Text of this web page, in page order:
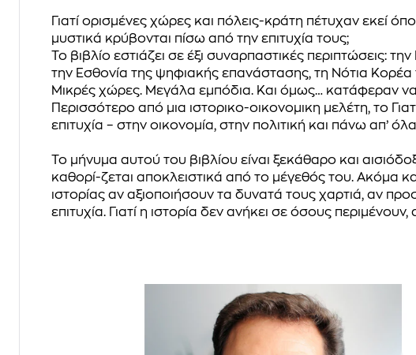
Γιατί ορισμένες χώρες και πόλεις-κράτη πέτυχαν εκεί
μυστικά κρύβονται πίσω από την επιτυχία τους;
Το βιβλίο εστιάζει σε έξι συναρπαστικές περιπτώσεις:
την Εσθονία της ψηφιακής επανάστασης, τη Νότια Κορέα
Μικρές χώρες. Μεγάλα εμπόδια. Και όμως… κατάφεραν
Περισσότερο από μια ιστορικο-οικονομικη μελέτη, το
επιτυχία – στην οικονομία, στην πολιτική και πάνω απ’
Το μήνυμα αυτού του βιβλίου είναι ξεκάθαρο και
καθορί-ζεται αποκλειστικά από το μέγεθός του. Ακόμα
ιστορίας αν αξιοποιήσουν τα δυνατά τους χαρτιά, αν
επιτυχία. Γιατί η ιστορία δεν ανήκει σε όσους